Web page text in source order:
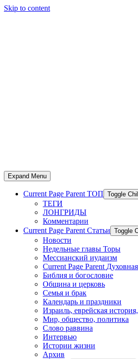
Skip to content
Expand Menu
Current Page Parent ТОП Toggle
ТЕГИ
ЛОНГРИДЫ
Комментарии
Current Page Parent Статьи Toggle
Новости
Недельные главы Торы
Мессианский иудаизм
Current Page Parent
Библия и богословие
Община и церковь
Семья и брак
Календарь и праздники
Израиль, еврейская
Мир, общество, политика
Слово раввина
Интервью
Истории жизни
Архив